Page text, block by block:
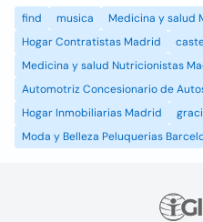
find musica
Medicina y salud
Hogar Contratistas Madrid
Medicina y salud Nutricionistas
Automotriz Concesionario de
Hogar Inmobiliarias Madrid
Moda y Belleza Peluquerias